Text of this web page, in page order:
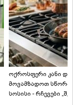
ოქროსფერი კანი და
მოვამზადოთ
სოსისი - რჩევები